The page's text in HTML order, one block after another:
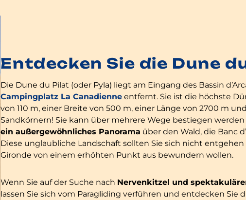
Entdecken Sie die Dune
Die Dune du Pilat (oder Pyla) liegt am Eingang des Bassin
Campingplatz La Canadienne entfernt. Sie ist die höchste
von 110 m, einer Breite von 500 m, einer Länge von 2700 m
Sandkörnern! Sie kann über mehrere Wege bestiegen
ein außergewöhnliches Panorama über den Wald, die Banc
Diese unglaubliche Landschaft sollten Sie sich nicht entgehen
Gironde von einem erhöhten Punkt aus bewundern wollen.
Wenn Sie auf der Suche nach Nervenkitzel und
lassen Sie sich vom Paragliding verführen und entdecken Sie